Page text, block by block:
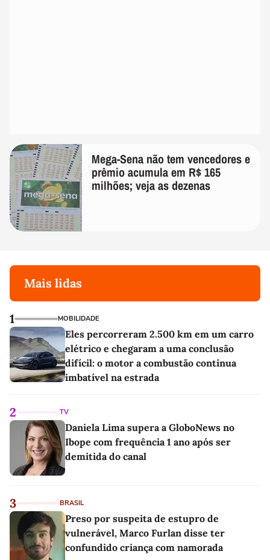
Mega-Sena não tem vencedores e
prêmio acumula em R$ 165
milhões; veja as dezenas
Mais lidas
1 MOBILIDADE
Eles percorreram 2.500 km em um carro
elétrico e chegaram a uma conclusão
difícil: o motor a combustão continua
imbatível na estrada
2 TV
Daniela Lima supera a GloboNews no
Ibope com frequência 1 ano após ser
demitida do canal
3 BRASIL
Preso por suspeita de estupro de
vulnerável, Marco Furlan disse ter
confundido criança com namorada